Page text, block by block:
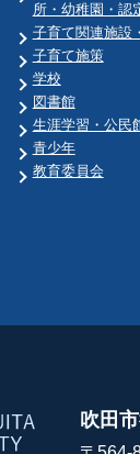
所・幼稚園・認
子育て関連施設
子育て施策
学校
図書館
生涯学習・公民
青少年
教育委員会
吹田